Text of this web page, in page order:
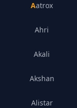
Aatrox
Ahri
Akali
Akshan
Alistar